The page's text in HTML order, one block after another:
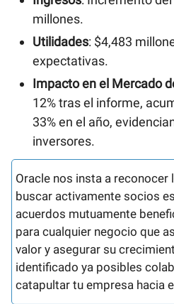
millones.
Utilidades: $4,483
expectativas.
Impacto en el Mercado
12% tras el informe,
33% en el año,
inversores.
Oracle nos insta a reconocer
buscar activamente socios
acuerdos mutuamente
para cualquier negocio que
valor y asegurar su
identificado ya posibles
catapultar tu empresa hacia